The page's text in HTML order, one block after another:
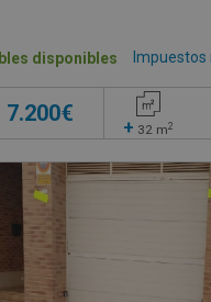
Impuestos
disponibles
7.200€
+ 32 m2